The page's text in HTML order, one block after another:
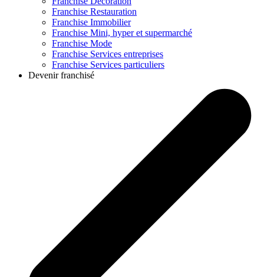
Franchise Restauration
Franchise Immobilier
Franchise Mini, hyper et supermarché
Franchise Mode
Franchise Services entreprises
Franchise Services particuliers
Devenir franchisé